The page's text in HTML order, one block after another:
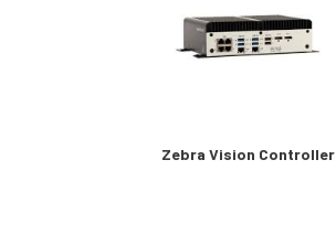
Zebra Vision Controller